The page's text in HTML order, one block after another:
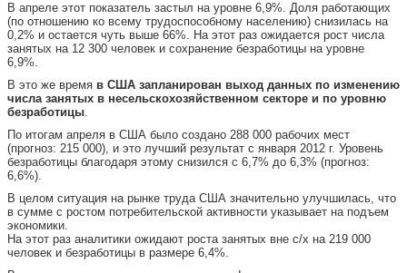
В апреле этот показатель застыл на уровне 6,9%. Доля работающих
(по отношению ко всему трудоспособному населению) снизилась на
0,2% и остается чуть выше 66%. На этот раз ожидается рост числа
занятых на 12 300 человек и сохранение безработицы на уровне
6,9%.
В это же время в США запланирован выход данных по изменению
числа занятых в несельскохозяйственном секторе и по уровню
безработицы.
По итогам апреля в США было создано 288 000 рабочих мест
(прогноз: 215 000), и это лучший результат с января 2012 г. Уровень
безработицы благодаря этому снизился с 6,7% до 6,3% (прогноз:
6,6%).
В целом ситуация на рынке труда США значительно улучшилась, что
в сумме с ростом потребительской активности указывает на подъем
экономики.
На этот раз аналитики ожидают роста занятых вне с/х на 219 000
человек и безработицы в размере 6,4%.